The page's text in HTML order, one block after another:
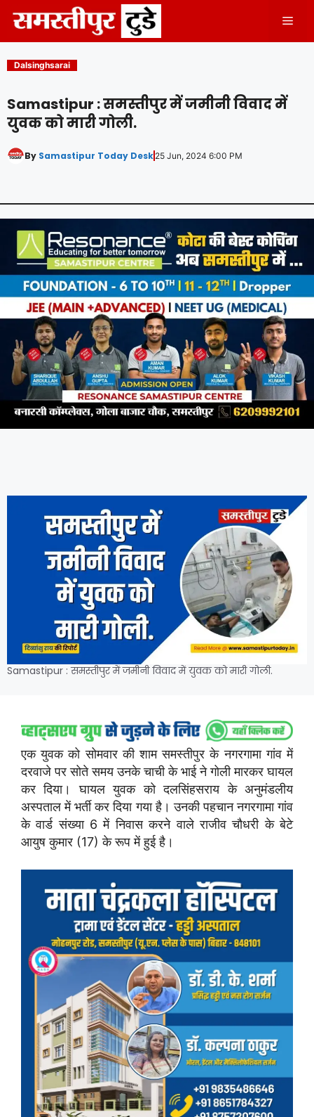
content
Dalsinghsarai
Samastipur : समस्तीपुर में जमीनी विवाद में
युवक को मारी गोली.
By Samastipur Today Desk 25 Jun, 2024 6:00 PM
Samastipur : समस्तीपुर में जमीनी विवाद में युवक को मारी गोली.
एक युवक को सोमवार की शाम समस्तीपुर के नगरगामा गांव में
दरवाजे पर सोते समय उनके चाची के भाई ने गोली मारकर घायल
कर दिया। घायल युवक को दलसिंहसराय के अनुमंडलीय
अस्पताल में भर्ती कर दिया गया है। उनकी पहचान नगरगामा गांव
के वार्ड संख्या 6 में निवास करने वाले राजीव चौधरी के बेटे
आयुष कुमार (17) के रूप में हुई है।